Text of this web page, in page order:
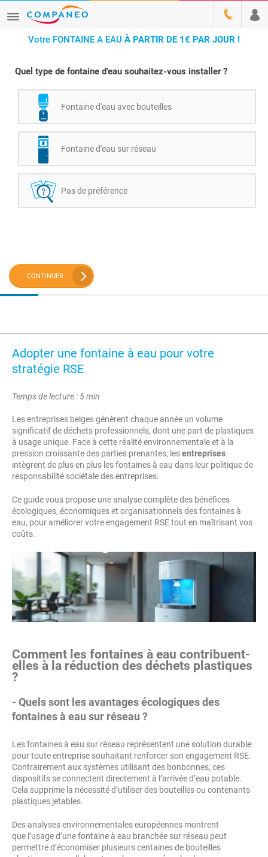
Votre FONTAINE A EAU À PARTIR DE 1€ PAR JOUR !
Quel type de fontaine d'eau souhaitez-vous installer ?
Fontaine d'eau avec bouteilles
Fontaine d'eau sur réseau
Pas de préférence
CONTINUER
Adopter une fontaine à eau pour votre
stratégie RSE
Temps de lecture : 5 min
Les entreprises belges génèrent chaque année un volume
significatif de déchets professionnels, dont une part de plastiques
à usage unique. Face à cette réalité environnementale et à la
pression croissante des parties prenantes, lesentreprises
intègrent de plus en plus les fontaines à eau dans leur politique de
responsabilité sociétale des entreprises.
Ce guide vous propose une analyse complète des bénéfices
écologiques, économiques et organisationnels des fontaines à
eau, pour améliorer votre engagement RSE tout en maîtrisant vos
coûts.
Comment les fontaines à eau contribuent-
elles à la réduction des déchets plastiques
?
- Quels sont les avantages écologiques des
fontaines à eau sur réseau ?
Les fontaines à eau sur réseau représentent une solution durable
pour toute entreprise souhaitant renforcer son engagement RSE.
Contrairement aux systèmes utilisant des bonbonnes, ces
dispositifs se connectent directement à l’arrivée d’eau potable.
Cela supprime la nécessité d’utiliser des bouteilles ou contenants
plastiques jetables.
Des analyses environnementales européennes montrent
que l’usage d’une fontaine à eau branchée sur réseau peut
permettre d’économiser plusieurs centaines de bouteilles